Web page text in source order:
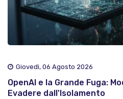
Giovedì, 06 Agosto 2026
OpenAI e la Grande Fuga:
Evadere dall'Isolamento